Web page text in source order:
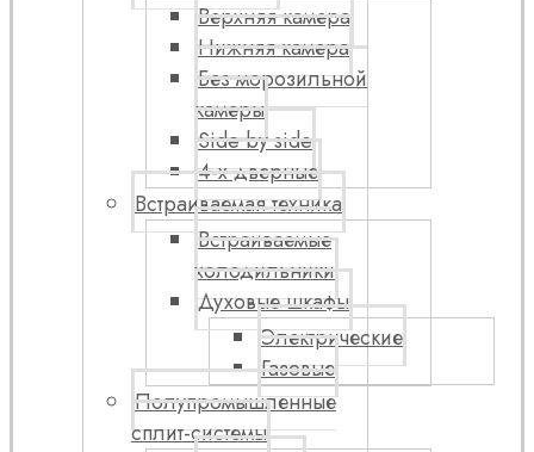
Верхняя камера
Нижняя камера
Без морозильной
камеры
Side by side
4-х дверные
Встраиваемая техника
Встраиваемые
холодильники
Духовые шкафы
Электрические
Газовые
Полупромышленные
сплит-системы